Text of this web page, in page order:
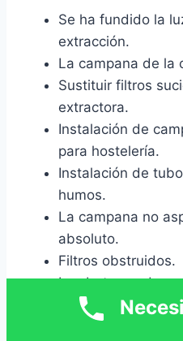
Se ha fundido la
extracción.
La campana de la
Sustituir filtros
extractora.
Instalación de
para hostelería.
Instalación de
humos.
La campana no
absoluto.
Filtros obstruidos.
Los botones de
responden.